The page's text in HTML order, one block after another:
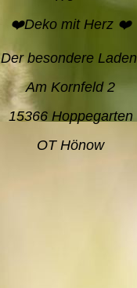
❤️Deko mit Herz ❤️
Der besondere Laden
Am Kornfeld 2
15366 Hoppegarten
OT Hönow